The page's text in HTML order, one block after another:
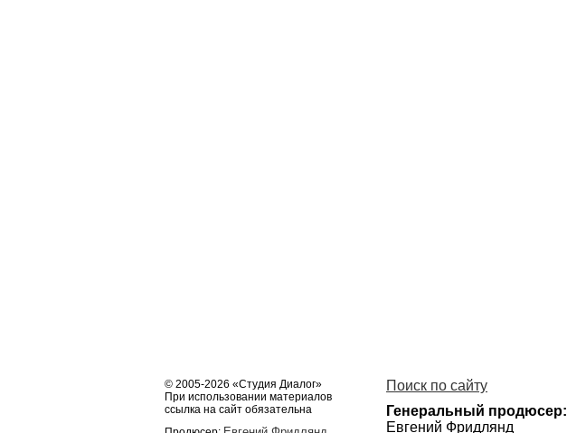
© 2005-2026 «Студия Диалог»
При использовании материалов
ссылка на сайт обязательна
Поиск по сайту
Генеральный продюсер:
Евгений Фридлянд